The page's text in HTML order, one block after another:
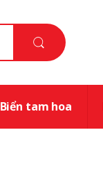
Biển tam hoa